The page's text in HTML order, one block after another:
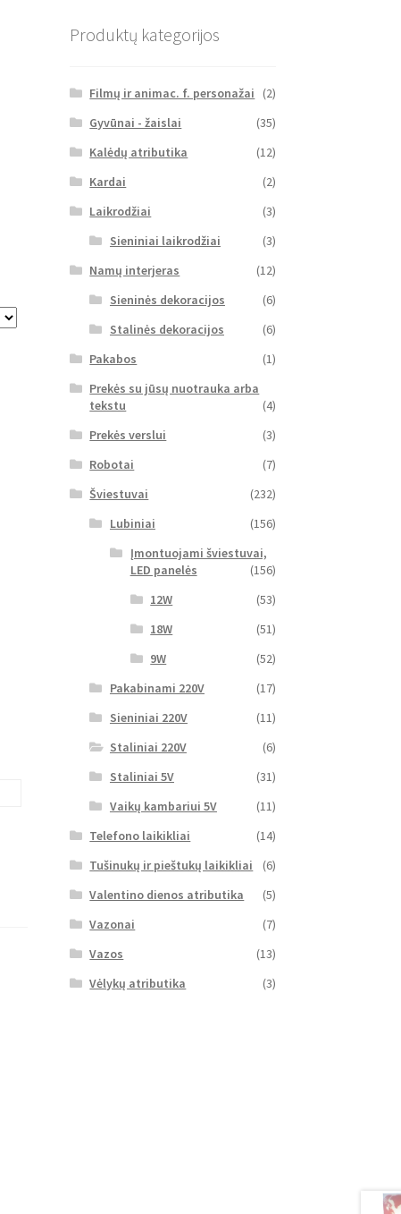
Produktų kategorijos
Filmų ir animac. f. personažai
(2)
Gyvūnai - žaislai
(35)
Kalėdų atributika
(12)
Kardai
(2)
Laikrodžiai
(3)
Sieniniai laikrodžiai
(3)
Namų interjeras
(12)
Sieninės dekoracijos
(6)
Stalinės dekoracijos
(6)
Pakabos
(1)
Prekės su jūsų nuotrauka arba
tekstu
(4)
Prekės verslui
(3)
Robotai
(7)
Šviestuvai
(232)
Lubiniai
(156)
Įmontuojami šviestuvai,
LED panelės
(156)
12W
(53)
18W
(51)
9W
(52)
Pakabinami 220V
(17)
Sieniniai 220V
(11)
Staliniai 220V
(6)
Staliniai 5V
(31)
Vaikų kambariui 5V
(11)
Telefono laikikliai
(14)
Tušinukų ir pieštukų laikikliai
(6)
Valentino dienos atributika
(5)
Vazonai
(7)
Vazos
(13)
Vėlykų atributika
(3)